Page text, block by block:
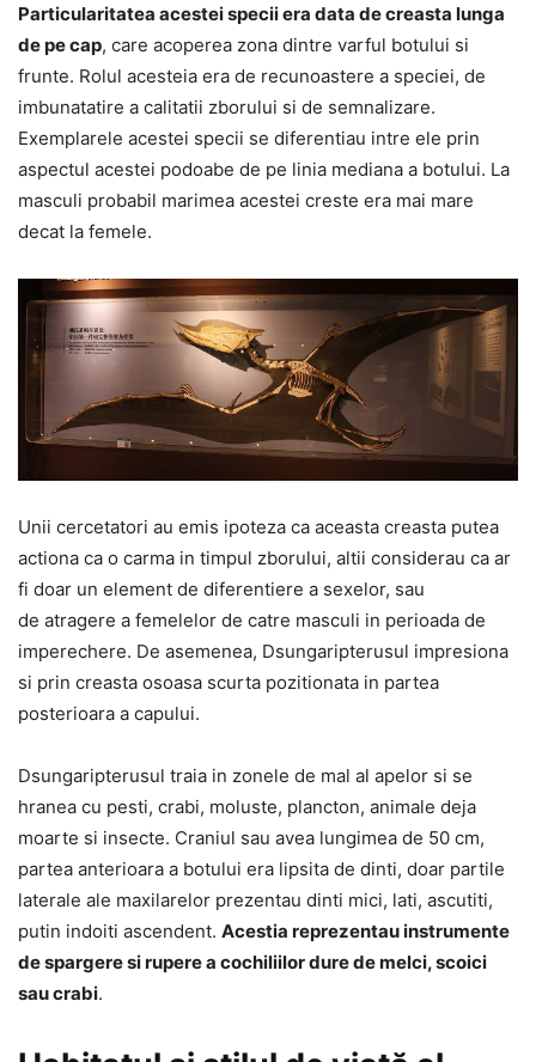
Particularitatea acestei specii era data de creasta lunga
de pe cap, care acoperea zona dintre varful botului si
frunte. Rolul acesteia era de recunoastere a speciei, de
imbunatatire a calitatii zborului si de semnalizare.
Exemplarele acestei specii se diferentiau intre ele prin
aspectul acestei podoabe de pe linia mediana a botului. La
masculi probabil marimea acestei creste era mai mare
decat la femele.
Unii cercetatori au emis ipoteza ca aceasta creasta putea
actiona ca o carma in timpul zborului, altii considerau ca ar
fi doar un element de diferentiere a sexelor, sau
de atragere a femelelor de catre masculi in perioada de
imperechere. De asemenea, Dsungaripterusul impresiona
si prin creasta osoasa scurta pozitionata in partea
posterioara a capului.
Dsungaripterusul traia in zonele de mal al apelor si se
hranea cu pesti, crabi, moluste, plancton, animale deja
moarte si insecte. Craniul sau avea lungimea de 50 cm,
partea anterioara a botului era lipsita de dinti, doar partile
laterale ale maxilarelor prezentau dinti mici, lati, ascutiti,
putin indoiti ascendent. Acestia reprezentau instrumente
de spargere si rupere a cochiliilor dure de melci, scoici
sau crabi.